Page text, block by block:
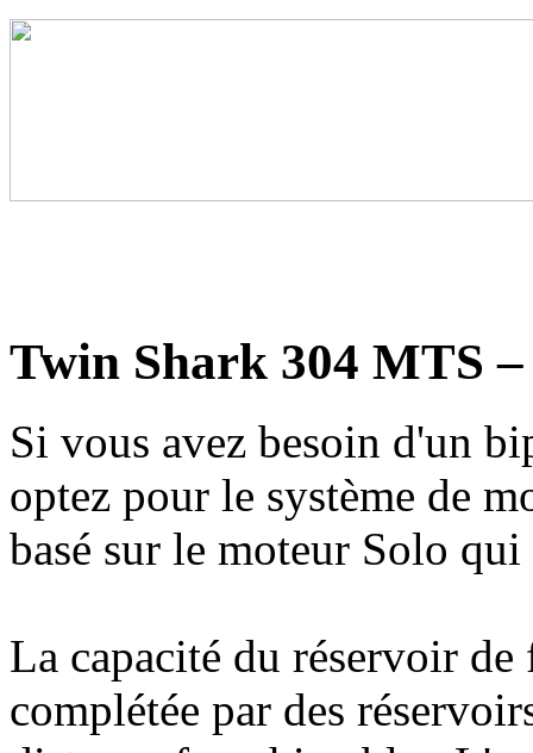
Twin Shark 304 MTS
Si vous avez besoin d'un
optez pour le système de
basé sur le moteur Solo
La capacité du réservoir
complétée par des